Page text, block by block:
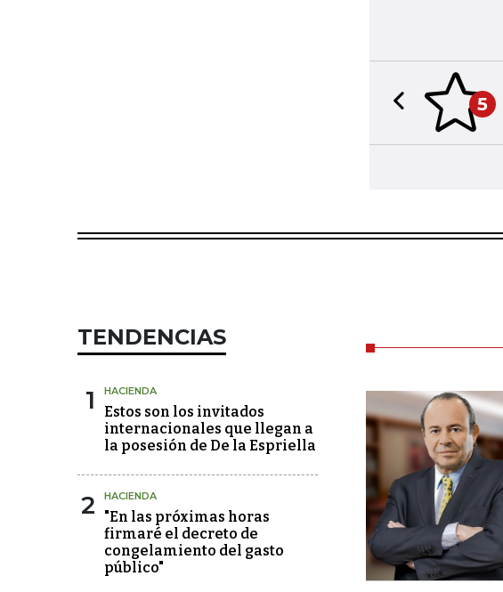
5
Previous slide
TENDENCIAS
1 HACIENDA
Estos son los invitados
internacionales que llegan a
la posesión de De la Espriella
2 HACIENDA
"En las próximas horas
firmaré el decreto de
congelamiento del gasto
público"